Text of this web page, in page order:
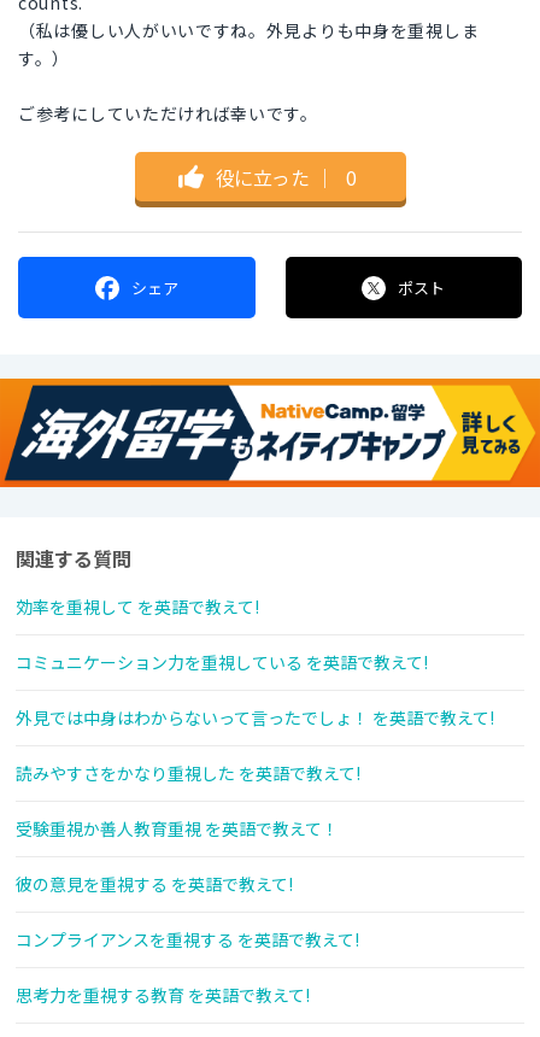
（私は優しい人がいいですね。外見よりも中身を重視しま
す。）
ご参考にしていただければ幸いです。
役に立った ｜ 0
シェア ポスト
関連する質問
効率を重視して を英語で教えて!
コミュニケーション力を重視している を英語で教えて!
外見では中身はわからないって言ったでしょ！ を英語で教えて!
読みやすさをかなり重視した を英語で教えて!
受験重視か善人教育重視 を英語で教えて！
彼の意見を重視する を英語で教えて!
コンプライアンスを重視する を英語で教えて!
思考力を重視する教育 を英語で教えて!